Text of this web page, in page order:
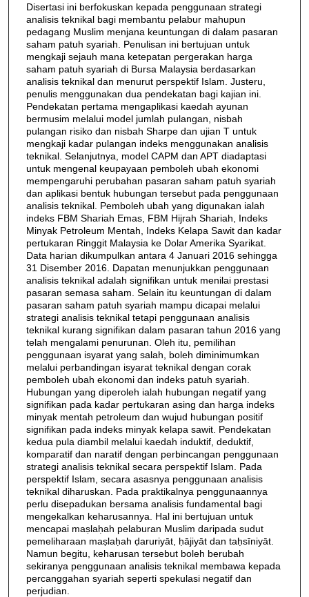
Disertasi ini berfokuskan kepada penggunaan strategi
analisis teknikal bagi membantu pelabur mahupun
pedagang Muslim menjana keuntungan di dalam pasaran
saham patuh syariah. Penulisan ini bertujuan untuk
mengkaji sejauh mana ketepatan pergerakan harga
saham patuh syariah di Bursa Malaysia berdasarkan
analisis teknikal dan menurut perspektif Islam. Justeru,
penulis menggunakan dua pendekatan bagi kajian ini.
Pendekatan pertama mengaplikasi kaedah ayunan
bermusim melalui model jumlah pulangan, nisbah
pulangan risiko dan nisbah Sharpe dan ujian T untuk
mengkaji kadar pulangan indeks menggunakan analisis
teknikal. Selanjutnya, model CAPM dan APT diadaptasi
untuk mengenal keupayaan pemboleh ubah ekonomi
mempengaruhi perubahan pasaran saham patuh syariah
dan aplikasi bentuk hubungan tersebut pada penggunaan
analisis teknikal. Pemboleh ubah yang digunakan ialah
indeks FBM Shariah Emas, FBM Hijrah Shariah, Indeks
Minyak Petroleum Mentah, Indeks Kelapa Sawit dan kadar
pertukaran Ringgit Malaysia ke Dolar Amerika Syarikat.
Data harian dikumpulkan antara 4 Januari 2016 sehingga
31 Disember 2016. Dapatan menunjukkan penggunaan
analisis teknikal adalah signifikan untuk menilai prestasi
pasaran semasa saham. Selain itu keuntungan di dalam
pasaran saham patuh syariah mampu dicapai melalui
strategi analisis teknikal tetapi penggunaan analisis
teknikal kurang signifikan dalam pasaran tahun 2016 yang
telah mengalami penurunan. Oleh itu, pemilihan
penggunaan isyarat yang salah, boleh diminimumkan
melalui perbandingan isyarat teknikal dengan corak
pemboleh ubah ekonomi dan indeks patuh syariah.
Hubungan yang diperoleh ialah hubungan negatif yang
signifikan pada kadar pertukaran asing dan harga indeks
minyak mentah petroleum dan wujud hubungan positif
signifikan pada indeks minyak kelapa sawit. Pendekatan
kedua pula diambil melalui kaedah induktif, deduktif,
komparatif dan naratif dengan perbincangan penggunaan
strategi analisis teknikal secara perspektif Islam. Pada
perspektif Islam, secara asasnya penggunaan analisis
teknikal diharuskan. Pada praktikalnya penggunaannya
perlu disepadukan bersama analisis fundamental bagi
mengekalkan keharusannya. Hal ini bertujuan untuk
mencapai maṣlaḥah pelaburan Muslim daripada sudut
pemeliharaan maṣlaḥah ḍaruriyāt, ḥājiyāt dan taḥsīniyāt.
Namun begitu, keharusan tersebut boleh berubah
sekiranya penggunaan analisis teknikal membawa kepada
percanggahan syariah seperti spekulasi negatif dan
perjudian.